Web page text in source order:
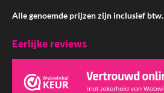
Alle genoemde prijzen zijn inclusief btw.
Eerlijke reviews